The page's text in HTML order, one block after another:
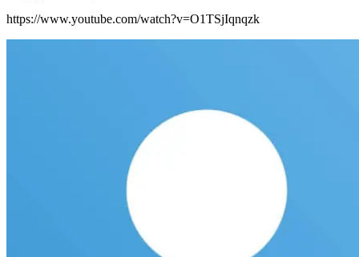
https://www.youtube.com/watch?v=O1TSjIqnqzk